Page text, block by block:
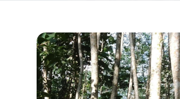
Kayu
Sengon
Merah:
Karakteristik,
Keunggulan,